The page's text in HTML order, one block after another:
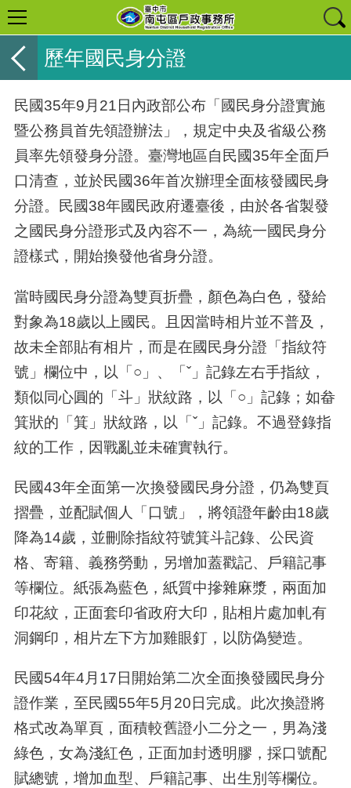
歷年國民身分證
民國35年9月21日內政部公布「國民身分證實施
暨公務員首先領證辦法」，規定中央及省級公務
員率先領發身分證。臺灣地區自民國35年全面戶
口清查，並於民國36年首次辦理全面核發國民身
分證。民國38年國民政府遷臺後，由於各省製發
之國民身分證形式及內容不一，為統一國民身分
證樣式，開始換發他省身分證。
當時國民身分證為雙頁折疊，顏色為白色，發給
對象為18歲以上國民。且因當時相片並不普及，
故未全部貼有相片，而是在國民身分證「指紋符
號」欄位中，以「○」、「ˇ」記錄左右手指紋，
類似同心圓的「斗」狀紋路，以「○」記錄；如畚
箕狀的「箕」狀紋路，以「ˇ」記錄。不過登錄指
紋的工作，因戰亂並未確實執行。
民國43年全面第一次換發國民身分證，仍為雙頁
摺疊，並配賦個人「口號」，將領證年齡由18歲
降為14歲，並刪除指紋符號箕斗記錄、公民資
格、寄籍、義務勞動，另增加蓋戳記、戶籍記事
等欄位。紙張為藍色，紙質中摻雜麻漿，兩面加
印花紋，正面套印省政府大印，貼相片處加軋有
洞鋼印，相片左下方加雞眼釘，以防偽變造。
民國54年4月17日開始第二次全面換發國民身分
證作業，至民國55年5月20日完成。此次換證將
格式改為單頁，面積較舊證小二分之一，男為淺
綠色，女為淺紅色，正面加封透明膠，採口號配
賦總號，增加血型、戶籍記事、出生別等欄位。